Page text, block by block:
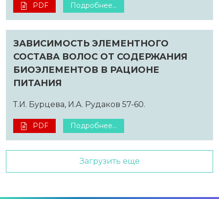
PDF Подробнее...
ЗАВИСИМОСТЬ ЭЛЕМЕНТНОГО
СОСТАВА ВОЛОС ОТ СОДЕРЖАНИЯ
БИОЭЛЕМЕНТОВ В РАЦИОНЕ
ПИТАНИЯ
Т.И. Бурцева, И.А. Рудаков 57-60.
PDF Подробнее...
Загрузить еще